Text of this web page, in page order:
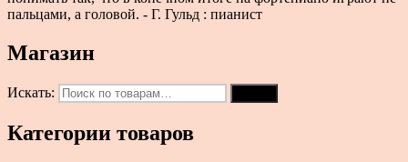
пальцами, а головой. - Г. Гульд : пианист
Магазин
Искать:
Категории товаров